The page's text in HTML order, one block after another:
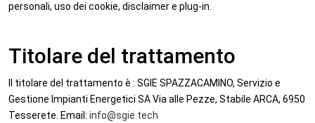
personali, uso dei cookie, disclaimer e plug-in.
Titolare del trattamento
Il titolare del trattamento è : SGIE SPAZZACAMINO, Servizio e
Gestione Impianti Energetici SA Via alle Pezze, Stabile ARCA, 6950
Tesserete. Email: info@sgie.tech